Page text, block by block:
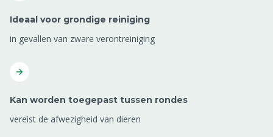
Ideaal voor grondige reiniging
in gevallen van zware verontreiniging
Kan worden toegepast tussen rondes
vereist de afwezigheid van dieren